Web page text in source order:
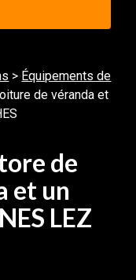
> Équipements de
de véranda et
de
et un
LEZ